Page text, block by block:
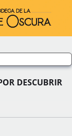
DESCUBRIR